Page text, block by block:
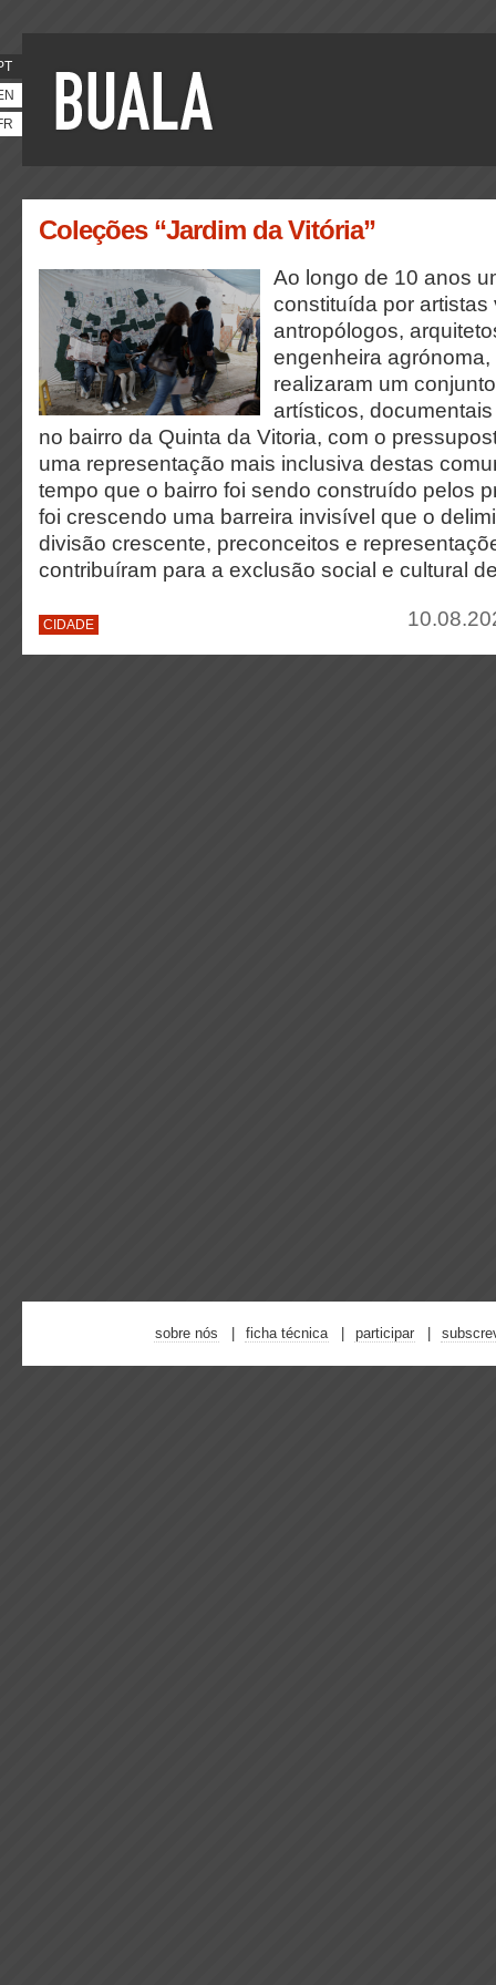
Coleções “Jardim da Vitória”
Ao longo de 10 anos
constituída por artistas
antropólogos,
engenheira
realizaram um
artísticos,
no bairro da Quinta da Vitoria, com o
uma representação mais inclusiva destas
tempo que o bairro foi sendo construído pelos
foi crescendo uma barreira invisível que o
divisão crescente, preconceitos e
contribuíram para a exclusão social e cultural
CIDADE
sobre nós ficha técnica participar